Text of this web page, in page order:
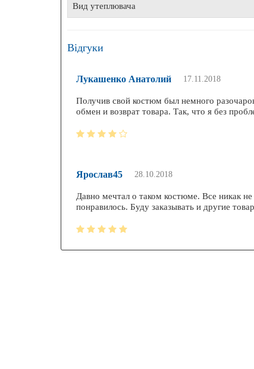
Вид утеплювача
Відгуки
Лукашенко Анатолий 17.11.2018
Получив свой костюм был немного
обмен и возврат товара. Так, что я без
Ярослав45 28.10.2018
Давно мечтал о таком костюме. Все никак
понравилось. Буду заказывать и другие